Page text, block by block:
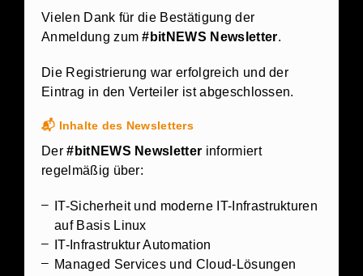
Vielen Dank für die Bestätigung der
Anmeldung zum#bitNEWS Newsletter.
Die Registrierung war erfolgreich und der
Eintrag in den Verteiler ist abgeschlossen.
📬 Inhalte des Newsletters
Der#bitNEWS Newsletter informiert
regelmäßig über:
IT-Sicherheit und moderne IT-Infrastrukturen
auf Basis Linux
IT-Infrastruktur Automation
Managed Services und Cloud-Lösungen